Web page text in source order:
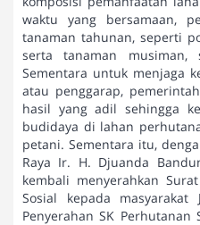
waktu yang bersamaan,
tanaman tahunan, seperti
serta tanaman
Sementara untuk menjaga
atau penggarap,
hasil yang adil sehingga
budidaya di lahan
petani. Sementara itu,
Raya Ir. H. Djuanda
kembali menyerahkan
Sosial kepada masyarakat
Penyerahan SK